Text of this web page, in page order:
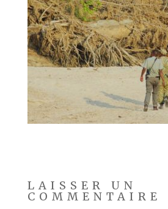
LAISSER UN
COMMENTAIRE